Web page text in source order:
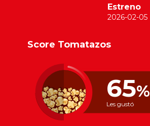
Estreno
2026-02-05
Score Tomatazos
65%
Les gustó